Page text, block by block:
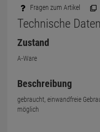
Fragen zum Artikel
Technische Daten
Zustand
A-Ware
Beschreibung
gebraucht, einwandfreie
möglich